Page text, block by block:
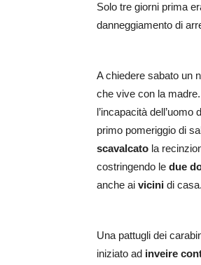
Solo tre giorni prima
danneggiamento di
A chiedere sabato un
che vive con la
l’incapacità
primo pomeriggio di
scavalcato la
costringendo le due
anche ai vicini di casa.
Una pattugli dei
iniziato ad inveire